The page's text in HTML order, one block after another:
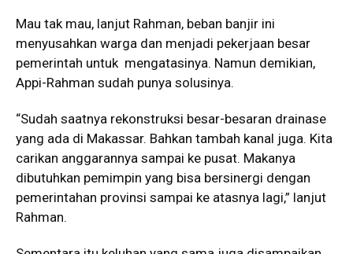
Mau tak mau, lanjut Rahman, beban banjir ini
menyusahkan warga dan menjadi pekerjaan besar
pemerintah untuk mengatasinya. Namun demikian,
Appi-Rahman sudah punya solusinya.
“Sudah saatnya rekonstruksi besar-besaran drainase
yang ada di Makassar. Bahkan tambah kanal juga. Kita
carikan anggarannya sampai ke pusat. Makanya
dibutuhkan pemimpin yang bisa bersinergi dengan
pemerintahan provinsi sampai ke atasnya lagi,” lanjut
Rahman.